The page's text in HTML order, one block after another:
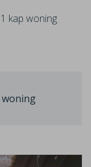
kap woning